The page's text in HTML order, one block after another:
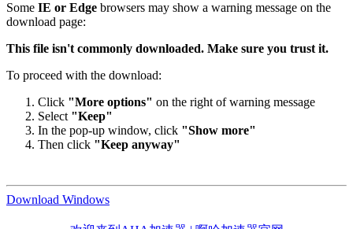
Some IE or Edge browsers may show a warning message on the
download page:
This file isn't commonly downloaded. Make sure you trust it.
To proceed with the download:
Click "More options" on the right of warning message
Select "Keep"
In the pop-up window, click "Show more"
Then click "Keep anyway"
Download Windows